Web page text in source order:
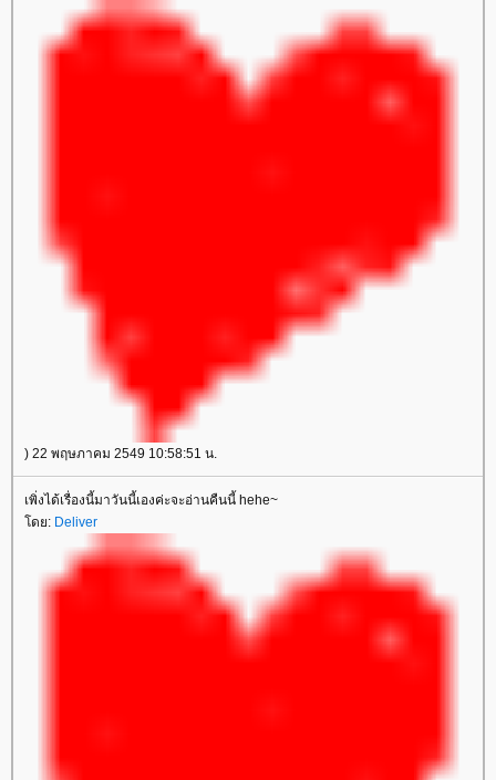
) 22 พฤษภาคม 2549 10:58:51 น.
เพิ่งได้เรื่องนี้มาวันนี้เองค่ะจะอ่านคืนนี้ hehe~
ดย: Deliver